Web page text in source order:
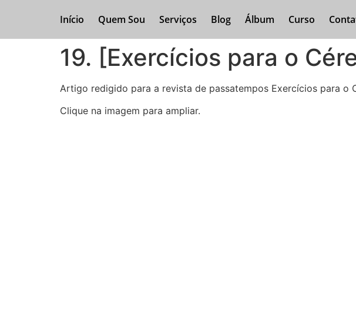
Início Quem Sou Serviços Blog Álbum Curso
19. [Exercícios para o
Artigo redigido para a revista de passatempos Exercícios para o
Clique na imagem para ampliar.